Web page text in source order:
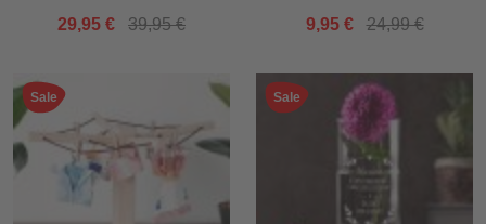
Beste Mama
29,95 € 39,95 €
Christmas
9,95 € 24,99 €
Sale Sale